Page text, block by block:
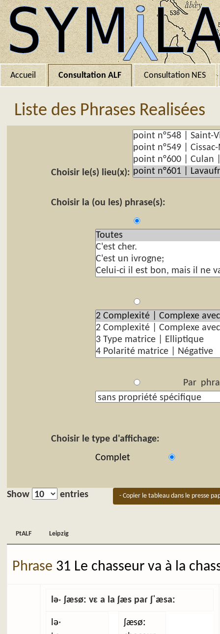
Accueil Consultation ALF Consultation NES
Liste des Phrases Realisées
Choisir le(s) lieu(x):
Choisir la (ou les) phrase(s):
Par
Choisir le type d'affichage:
Complet
Show entries - Copier le tableau dans le presse
PtALF Leipzig
Phrase 31 Le chasseur va à la
ləˑ ʃæsøː vɛ a la ʃæs paɾ ʃˈæsaː
ləˑ
ʃæsøː